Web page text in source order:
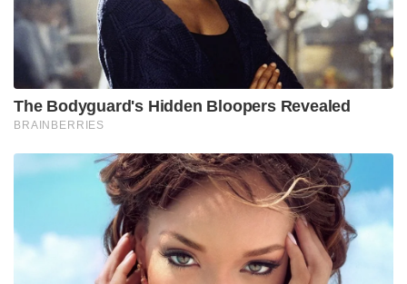
The Bodyguard's Hidden Bloopers Revealed
BRAINBERRIES